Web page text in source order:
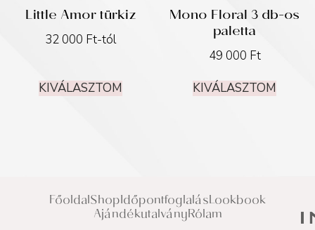
Little Amor türkiz
32 000 Ft-tól
KIVÁLASZTOM
Mono Floral 3 db-os
paletta
49 000 Ft
KIVÁLASZTOM
FőoldalShopIdőpontfoglalásLookbook
AjándékutalványRólam